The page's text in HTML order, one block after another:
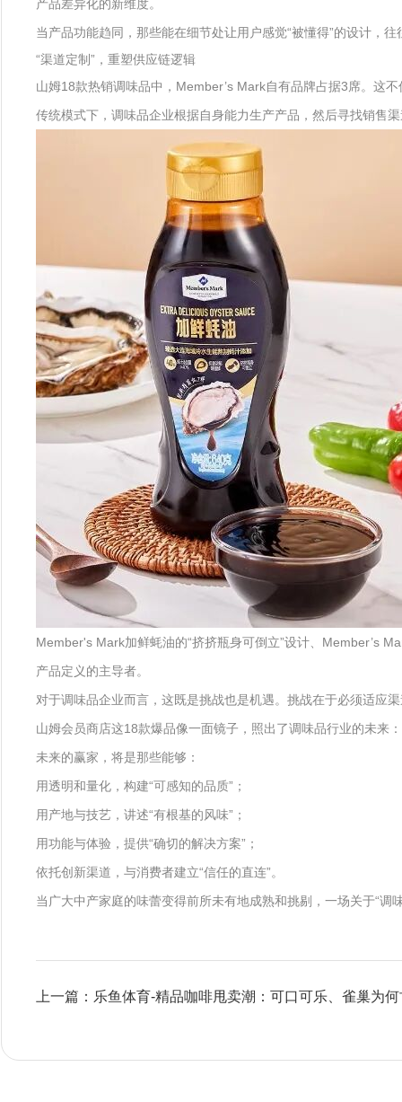
产品差异化的新维度。
当产品功能趋同，那些能在细节处让用户感觉“被懂得”的设计，
“渠道定制”，重塑供应链逻辑
山姆18款热销调味品中，Member’s Mark自有品牌占据3席。这
传统模式下，调味品企业根据自身能力生产产品，然后寻找销售
Member's Mark加鲜蚝油的“挤挤瓶身可倒立”设计、Member’s
产品定义的主导者。
对于调味品企业而言，这既是挑战也是机遇。挑战在于必须适应
山姆会员商店这18款爆品像一面镜子，照出了调味品行业的未来
未来的赢家，将是那些能够：
用透明和量化，构建“可感知的品质”；
用产地与技艺，讲述“有根基的风味”；
用功能与体验，提供“确切的解决方案”；
依托创新渠道，与消费者建立“信任的直连”。
当广大中产家庭的味蕾变得前所未有地成熟和挑剔，一场关于“调
上一篇：乐鱼体育-精品咖啡甩卖潮：可口可乐、雀巢为何